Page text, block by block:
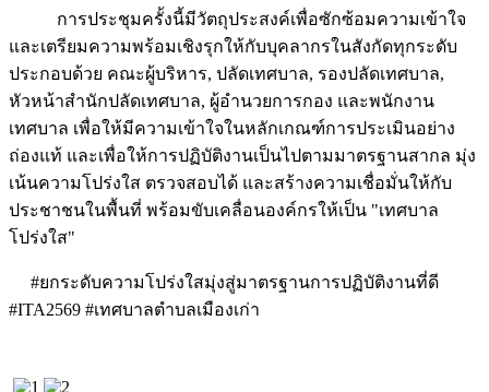
การประชุมครั้งนี้มีวัตถุประสงค์เพื่อซักซ้อมความเข้าใจ
และเตรียมความพร้อมเชิงรุกให้กับบุคลากรในสังกัดทุกระดับ
ประกอบด้วย คณะผู้บริหาร, ปลัดเทศบาล, รองปลัดเทศบาล,
หัวหน้าสำนักปลัดเทศบาล, ผู้อำนวยการกอง และพนักงาน
เทศบาล เพื่อให้มีความเข้าใจในหลักเกณฑ์การประเมินอย่าง
ถ่องแท้ และเพื่อให้การปฏิบัติงานเป็นไปตามมาตรฐานสากล มุ่ง
เน้นความโปร่งใส ตรวจสอบได้ และสร้างความเชื่อมั่นให้กับ
ประชาชนในพื้นที่ พร้อมขับเคลื่อนองค์กรให้เป็น "เทศบาล
โปร่งใส"
#ยกระดับความโปร่งใสมุ่งสู่มาตรฐานการปฏิบัติงานที่ดี
#ITA2569 #เทศบาลตำบลเมืองเก่า